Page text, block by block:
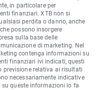
in particolare per
finanziari. XTB non si
perdita o danno, anche
possono insorgere
sulla base delle
di marketing. Nel
contenga informazioni su
finanziari ivi indicati, questi
relativa ai risultati
necessariamente indicative
queste informazioni lo fa